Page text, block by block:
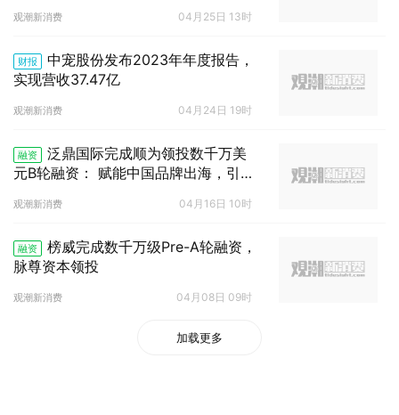
观潮新消费 04月25日 13时
财报
中宠股份发布2023年年度报告，
实现营收37.47亿
观潮新消费 04月24日 19时
融资
泛鼎国际完成顺为领投数千万美
元B轮融资： 赋能中国品牌出海，引领
观潮新消费 04月16日 10时
融资
榜威完成数千万级Pre-A轮融资，
脉尊资本领投
观潮新消费 04月08日 09时
加载更多